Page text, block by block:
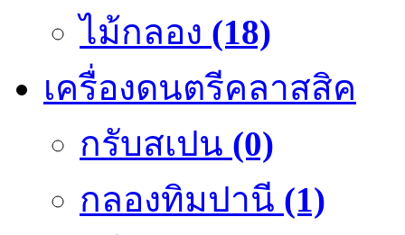
ไม้กลอง (18)
เครื่องดนตรีคลาสสิค
กรับสเปน (0)
กลองทิมปานี (1)